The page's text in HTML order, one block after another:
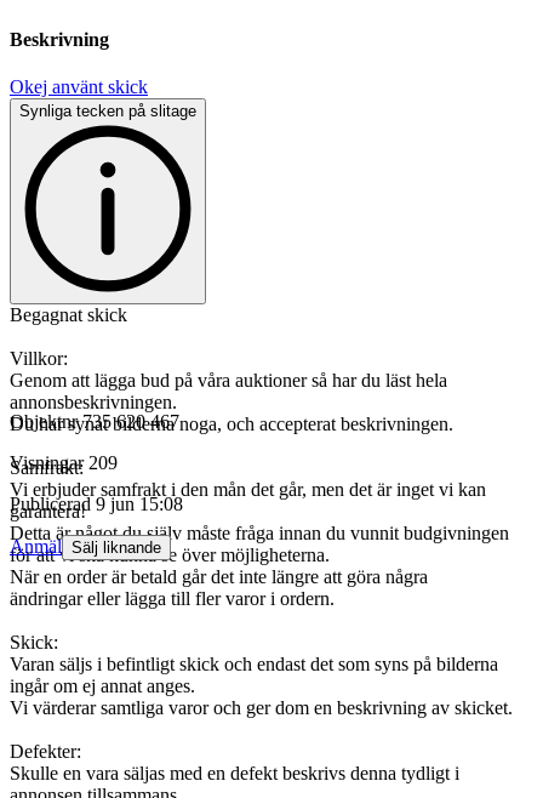
Beskrivning
Okej använt skick
Synliga tecken på slitage
Begagnat skick
Villkor:
Genom att lägga bud på våra auktioner så har du läst hela
annonsbeskrivningen.
Du har synat bilderna noga, och accepterat beskrivningen.
Samfrakt:
Vi erbjuder samfrakt i den mån det går, men det är inget vi kan
garantera!
Detta är något du själv måste fråga innan du vunnit budgivningen
för att vi ska kunna se över möjligheterna.
När en order är betald går det inte längre att göra några
ändringar eller lägga till fler varor i ordern.
Skick:
Varan säljs i befintligt skick och endast det som syns på bilderna
ingår om ej annat anges.
Vi värderar samtliga varor och ger dom en beskrivning av skicket.
Defekter:
Skulle en vara säljas med en defekt beskrivs denna tydligt i
Objektnr 735 620 467
Visningar 209
Publicerad 9 jun 15:08
Anmäl Sälj liknande